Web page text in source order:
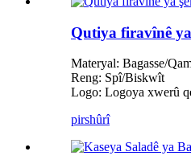
Qutiya firavînê
Materyal: Bagasse/
Reng: Spî/Biskwît
Logo: Logoya xwerû
pirshûrî